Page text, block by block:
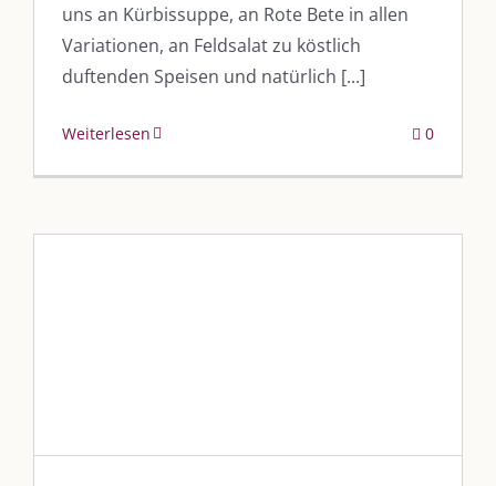
uns an Kürbissuppe, an Rote Bete in allen
Variationen, an Feldsalat zu köstlich
duftenden Speisen und natürlich [...]
Weiterlesen 0